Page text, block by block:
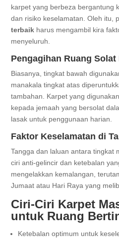
karpet yang berbeza bergantung
dan risiko keselamatan. Oleh itu,
terbaik harus mengambil kira
menyeluruh.
Pengagihan Ruang
Biasanya, tingkat bawah
manakala tingkat atas
tambahan. Karpet yang
kepada jemaah yang bersolat
lasak untuk penggunaan harian.
Faktor Keselamatan di
Tangga dan laluan antara tingkat
ciri anti-gelincir dan ketebalan
mengelakkan kemalangan,
Jumaat atau Hari Raya yang
Ciri-Ciri Karpet
untuk Ruang
Ketebalan optimum untuk